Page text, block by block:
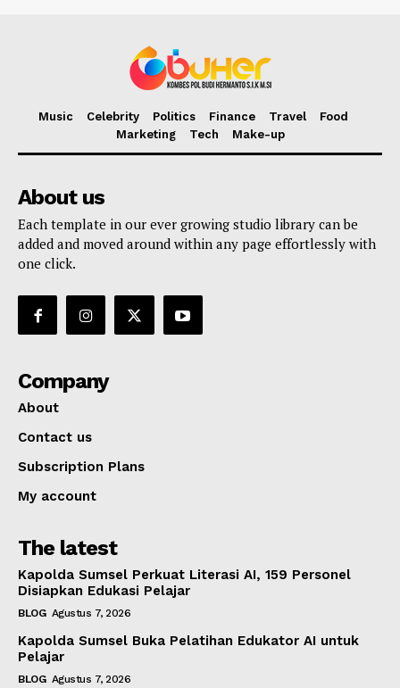
Music Celebrity Politics Finance Travel
Food
Marketing
Tech Make-up
About us
Each template in our ever growing studio library can be
added and moved around within any page effortlessly with
one click.
Company
About
Contact us
Subscription Plans
My account
The latest
Kapolda Sumsel Perkuat Literasi AI, 159 Personel
Disiapkan Edukasi Pelajar
BLOG Agustus 7, 2026
Kapolda Sumsel Buka Pelatihan Edukator AI untuk
Pelajar
BLOG Agustus 7, 2026